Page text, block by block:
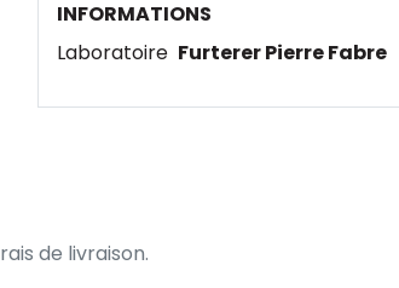
INFORMATIONS
Laboratoire Furterer Pierre Fabre
de livraison.